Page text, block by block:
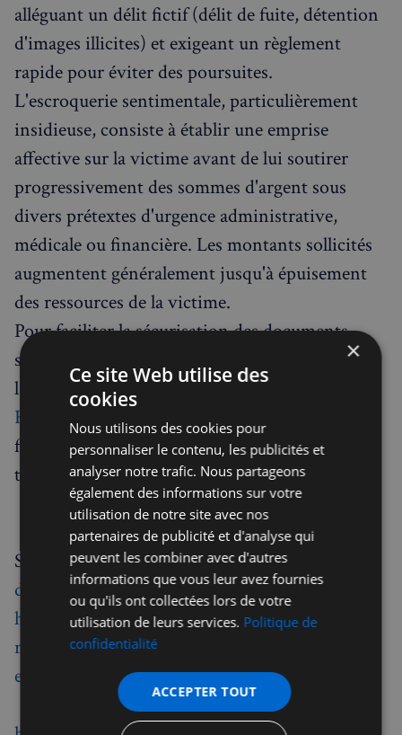
alléguant un délit fictif (délit de fuite, détention
d'images illicites) et exigeant un règlement
rapide pour éviter des poursuites.
L'escroquerie sentimentale, particulièrement
insidieuse, consiste à établir une emprise
affective sur la victime avant de lui soutirer
progressivement des sommes d'argent sous
divers prétextes d'urgence administrative,
médicale ou financière. Les montants sollicités
augmentent généralement jusqu'à épuisement
des ressources de la victime.
Pour faciliter la sécurisation des documents
sensibles et prévenir les usurpations d'identité,
l'État français propose désormais le service
FiligraneFacile , permettant d'ajouter un
filigrane numérique personnalisé avant toute
transmission de documents confidentiels.
Sources :https://uk.ambafrance.org/Victimes-
d-Escroqueries,
https://www.cybermalveillance.gouv.fr/tous-
nos-contenus/fiches-reflexes/comment-reagir-
en-cas-descroquerie-sentimentale,
×
Ce site Web utilise des
cookies
Nous utilisons des cookies pour
personnaliser le contenu, les publicités et
analyser notre trafic. Nous partageons
également des informations sur votre
utilisation de notre site avec nos
partenaires de publicité et d'analyse qui
peuvent les combiner avec d'autres
informations que vous leur avez fournies
ou qu'ils ont collectées lors de votre
utilisation de leurs services. Politique de
confidentialité
ACCEPTER TOUT